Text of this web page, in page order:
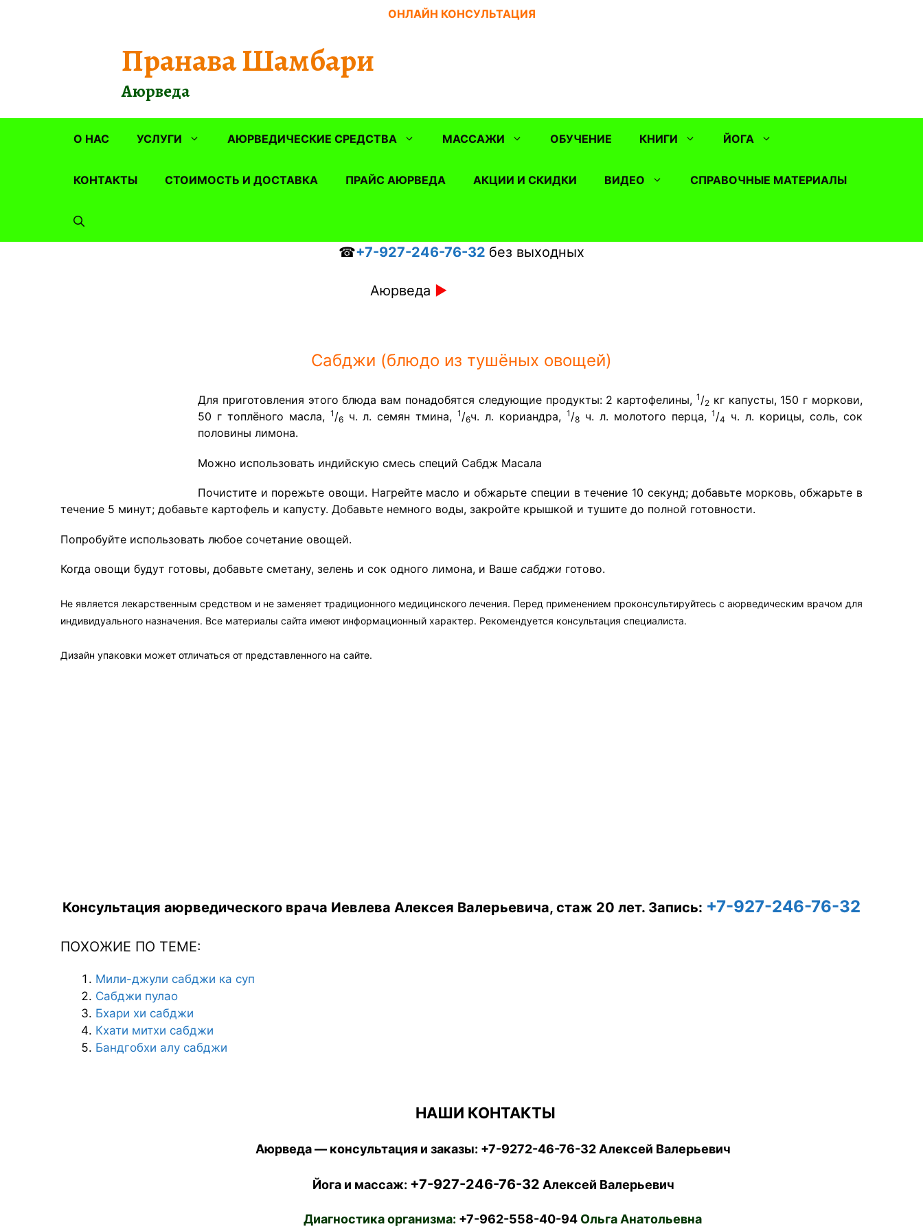
ОНЛАЙН КОНСУЛЬТАЦИЯ
Пранава Шамбари
Аюрведа
О НАС УСЛУГИ АЮРВЕДИЧЕСКИЕ СРЕДСТВА МАССАЖИ ОБУЧЕНИЕ КНИГИ ЙОГА
КОНТАКТЫ СТОИМОСТЬ И ДОСТАВКА ПРАЙС АЮРВЕДА АКЦИИ И СКИДКИ ВИДЕО СПРАВОЧНЫЕ МАТЕРИАЛЫ
☎+7-927-246-76-32 без выходных
Аюрведа ►
Сабджи (блюдо из тушёных овощей)
Для приготовления этого блюда вам понадобятся следующие продукты: 2 картофелины, 1 /2 кг капусты, 150 г моркови,
50 г топлёного масла, 1 /6ч. л. семян тмина,1 /6ч. л. кориандра, 1 /8ч. л. молотого перца,1 /4
ч. л. корицы, соль, сок
половины лимона.
Можно использовать индийскую смесь специй Сабдж Масала
Почистите и порежьте овощи. Нагрейте масло и обжарьте специи в течение 10 секунд; добавьте морковь, обжарьте в
течение 5 минут; добавьте картофель и капусту. Добавьте немного воды, закройте крышкой и тушите до полной готовности.
Попробуйте использовать любое сочетание овощей.
Когда овощи будут готовы, добавьте сметану, зелень и сок одного лимона, и Ваше сабджи готово.
Не является лекарственным средством и не заменяет традиционного медицинского лечения. Перед применением проконсультируйтесь с аюрведическим врачом для
индивидуального назначения. Все материалы сайта имеют информационный характер. Рекомендуется консультация специалиста.
Дизайн упаковки может отличаться от представленного на сайте.
Консультация аюрведического врача Иевлева Алексея Валерьевича, стаж 20 лет. Запись: +7-927-246-76-32
ПОХОЖИЕ ПО ТЕМЕ:
Мили-джули сабджи ка суп
Сабджи пулао
Бхари хи сабджи
Кхати митхи сабджи
Бандгобхи алу сабджи
НАШИ КОНТАКТЫ
Аюрведа — консультация и заказы: +7-9272-46-76-32 Алексей Валерьевич
Йога и массаж: +7-927-246-76-32 Алексей Валерьевич
Диагностика организма: +7-962-558-40-94Ольга Анатольевна